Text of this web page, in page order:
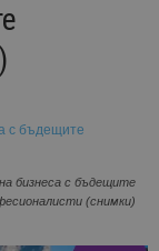
бизнеса с бъдещите
(снимки)